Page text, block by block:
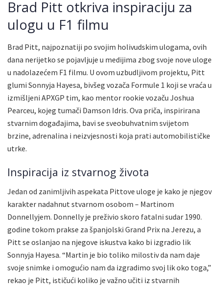
Brad Pitt otkriva inspiraciju za
ulogu u F1 filmu
Brad Pitt, najpoznatiji po svojim holivudskim ulogama, ovih
dana nerijetko se pojavljuje u medijima zbog svoje nove uloge
u nadolazećem F1 filmu. U ovom uzbudljivom projektu, Pitt
glumi Sonnyja Hayesa, bivšeg vozača Formule 1 koji se vraća u
izmišljeni APXGP tim, kao mentor rookie vozaču Joshua
Pearceu, kojeg tumači Damson Idris. Ova priča, inspirirana
stvarnim događajima, bavi se sveobuhvatnim svijetom
brzine, adrenalina i neizvjesnosti koja prati automobilističke
utrke.
Inspiracija iz stvarnog života
Jedan od zanimljivih aspekata Pittove uloge je kako je njegov
karakter nadahnut stvarnom osobom – Martinom
Donnellyjem. Donnelly je preživio skoro fatalni sudar 1990.
godine tokom prakse za španjolski Grand Prix na Jerezu, a
Pitt se oslanjao na njegove iskustva kako bi izgradio lik
Sonnyja Hayesa. “Martin je bio toliko milostiv da nam daje
svoje snimke i omogućio nam da izgradimo svoj lik oko toga,”
rekao je Pitt, ističući koliko je važno učiti iz stvarnih